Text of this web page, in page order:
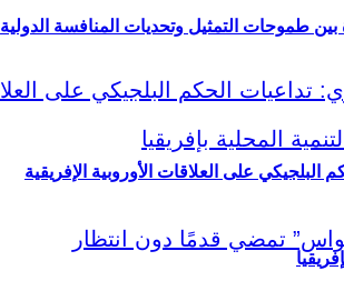
طموحات التمثيل وتحديات المنافسة الدولية
البلجيكي على العلاقات الأوروبية الإفريقية